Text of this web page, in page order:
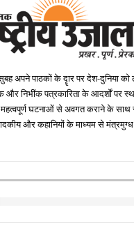
अपने पाठकों के दॄार पर देश-दुनिया को
निभींक पत्रकारिता के आदर्शों पर
महत्वपूर्ण घटनाओं से अवगत कराने के
और कहानियों के माध्यम से